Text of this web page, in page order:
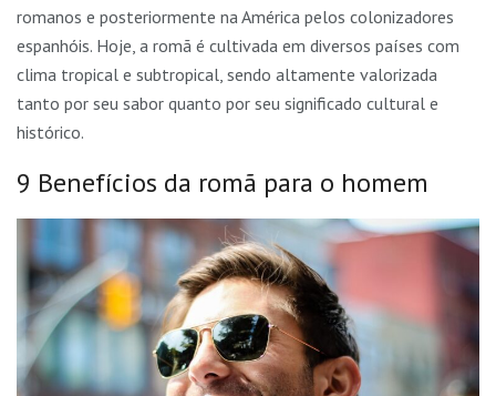
romanos e posteriormente na América pelos colonizadores
espanhóis. Hoje, a romã é cultivada em diversos países com
clima tropical e subtropical, sendo altamente valorizada
tanto por seu sabor quanto por seu significado cultural e
histórico.
9 Benefícios da romã para o homem